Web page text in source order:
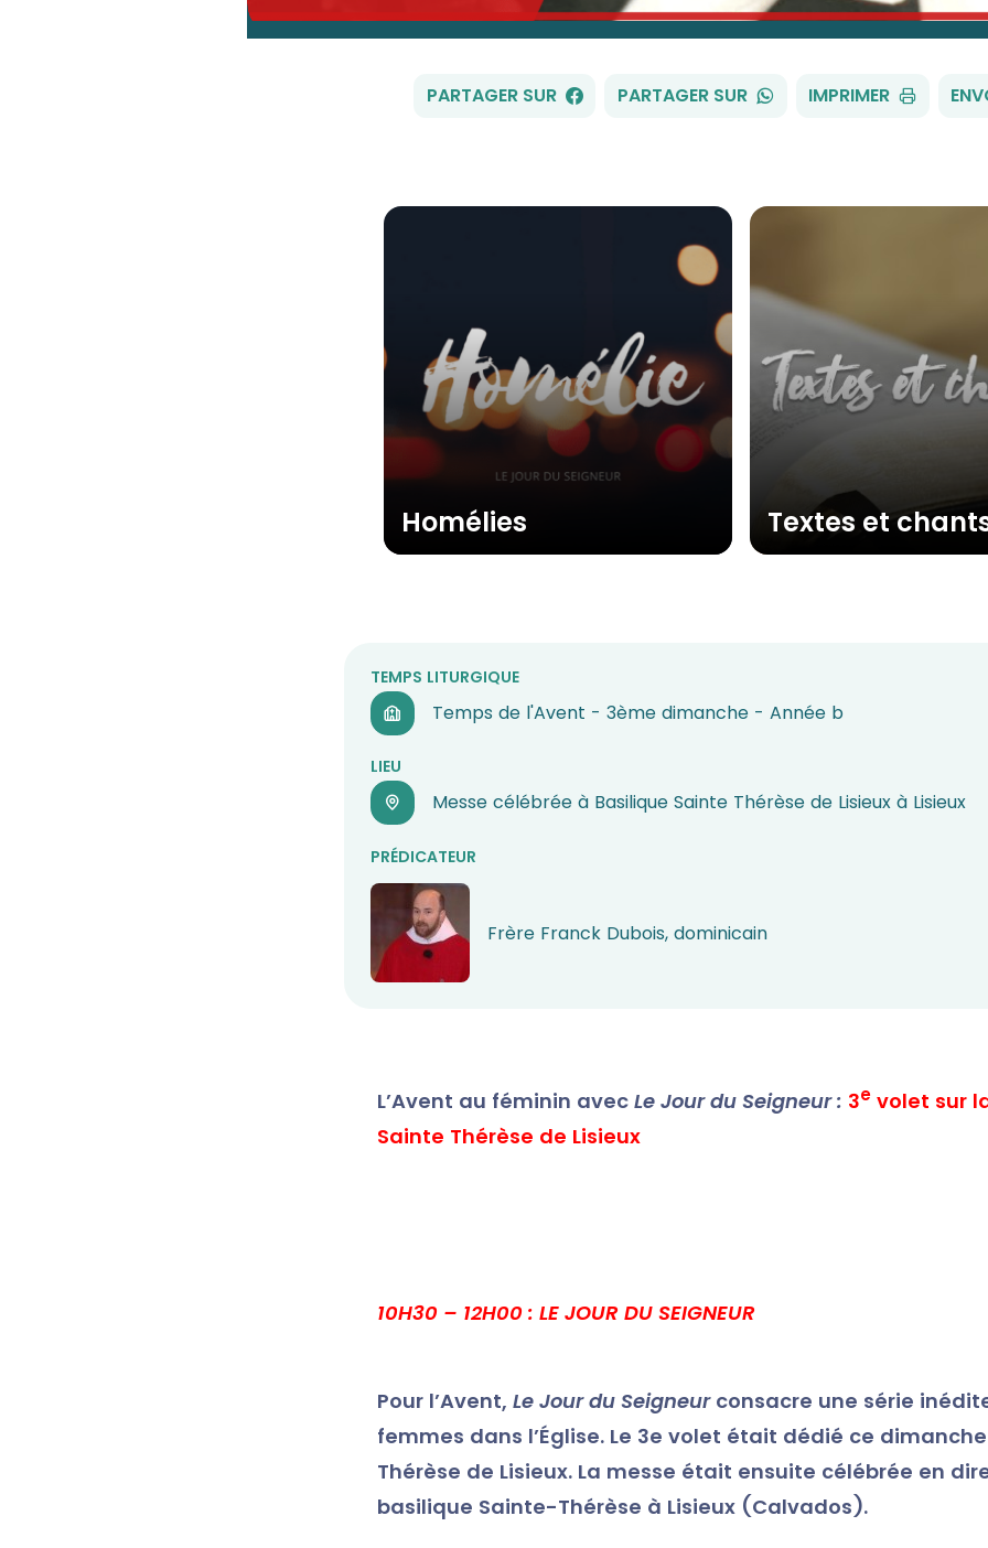
PARTAGER SUR FACEBOOK
PARTAGER SUR WHATSAPP
IMPRIMER
Homélies Textes et
TEMPS LITURGIQUE
Temps de l'Avent - 3ème dimanche - Année b
LIEU
Messe célébrée à Basilique Sainte Thérèse de Lisieux à Lisieux
PRÉDICATEUR
Frère Franck Dubois, dominicain
L’Avent au féminin avec Le Jour du Seigneur : 3e volet sur
Sainte Thérèse de Lisieux
10H30 – 12H00 : LE JOUR DU SEIGNEUR
Pour l’Avent, Le Jour du Seigneurconsacre une série
femmes dans l’Église. Le 3e volet était dédié ce
Thérèse de Lisieux. La messe était ensuite célébrée en
basilique Sainte-Thérèse à Lisieux (Calvados).